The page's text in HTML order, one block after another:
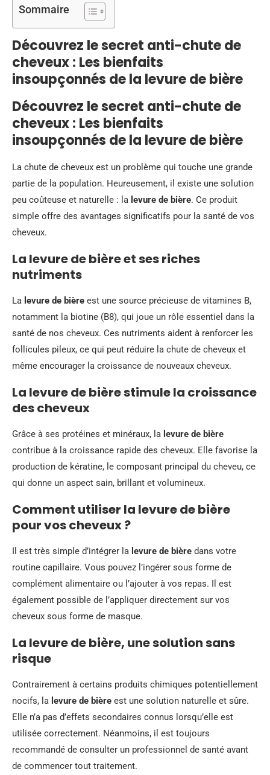
Sommaire
Découvrez le secret anti-chute de
cheveux : Les bienfaits
insoupçonnés de la levure de bière
Découvrez le secret anti-chute de
cheveux : Les bienfaits
insoupçonnés de la levure de bière
La chute de cheveux est un problème qui touche une grande
partie de la population. Heureusement, il existe une solution
peu coûteuse et naturelle : la levure de bière. Ce produit
simple offre des avantages significatifs pour la santé de vos
cheveux.
La levure de bière et ses riches
nutriments
La levure de bière est une source précieuse de vitamines B,
notamment la biotine (B8), qui joue un rôle essentiel dans la
santé de nos cheveux. Ces nutriments aident à renforcer les
follicules pileux, ce qui peut réduire la chute de cheveux et
même encourager la croissance de nouveaux cheveux.
La levure de bière stimule la croissance
des cheveux
Grâce à ses protéines et minéraux, la levure de bière
contribue à la croissance rapide des cheveux. Elle favorise la
production de kératine, le composant principal du cheveu, ce
qui donne un aspect sain, brillant et volumineux.
Comment utiliser la levure de bière
pour vos cheveux ?
Il est très simple d’intégrer la levure de bière dans votre
routine capillaire. Vous pouvez l’ingérer sous forme de
complément alimentaire ou l’ajouter à vos repas. Il est
également possible de l’appliquer directement sur vos
cheveux sous forme de masque.
La levure de bière, une solution sans
risque
Contrairement à certains produits chimiques potentiellement
nocifs, la levure de bière est une solution naturelle et sûre.
Elle n’a pas d’effets secondaires connus lorsqu’elle est
utilisée correctement. Néanmoins, il est toujours
recommandé de consulter un professionnel de santé avant
de commencer tout traitement.